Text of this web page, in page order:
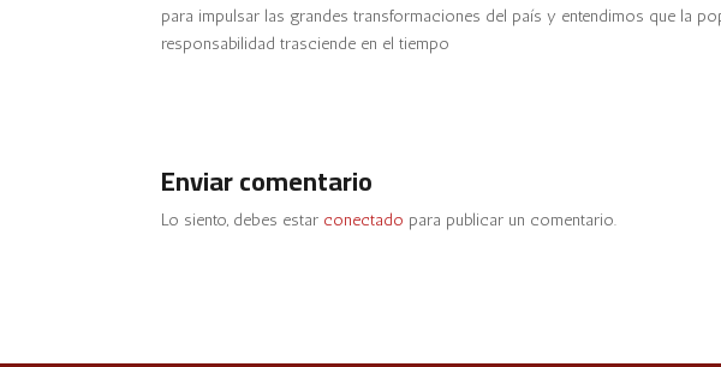
para impulsar las grandes transformaciones del país y entendimos que la
responsabilidad trasciende en el tiempo
Enviar comentario
Lo siento, debes estar conectado para publicar un comentario.